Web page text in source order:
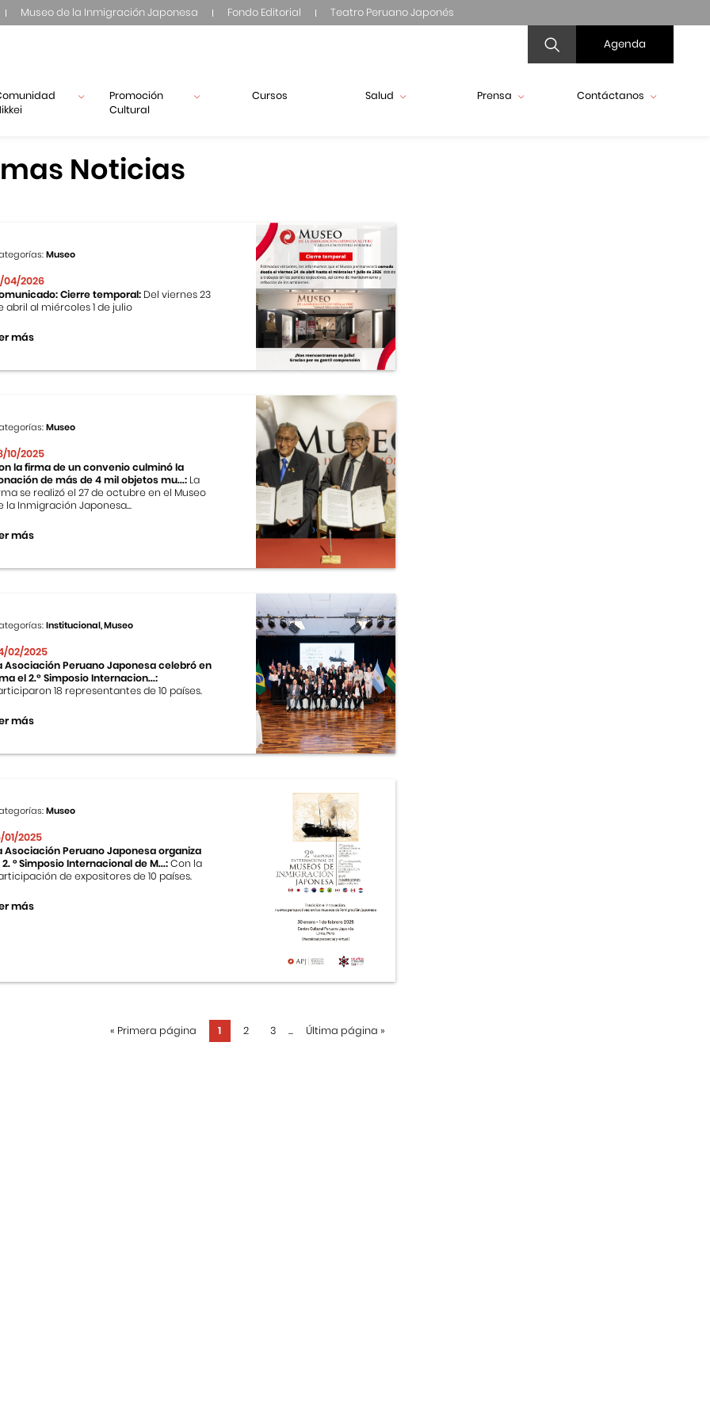
Museo de la Inmigración Japonesa Fondo Editorial Teatro Peruano Japonés
Agenda
Promoción
Cultural
Cursos Salud Prensa Contáctanos
Noticias
Museo
04/2026
Cierre temporal: Del viernes 23
abril al miércoles 1 de julio
más
Museo
10/2025
la firma de un convenio culminó la
de más de 4 mil objetos mu...: La
se realizó el 27 de octubre en el Museo
la Inmigración Japonesa...
más
Institucional, Museo
02/2025
Asociación Peruano Japonesa celebró en
el 2.º Simposio Internacion...:
18 representantes de 10 países.
más
Museo
01/2025
Asociación Peruano Japonesa organiza
2. ° Simposio Internacional de M...:Con la
de expositores de 10 países.
más
« Primera página 1 2 3 ... Última página »